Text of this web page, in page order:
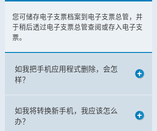
您可储存电子支票档案到电子支票总管，并
于稍后透过电子支票总管查阅或存入电子支
票。
如我把手机应用程式删除，会怎
样？
如我将转换新手机，我应该怎么
办？